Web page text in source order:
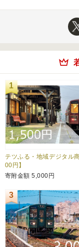
1
テツふる・地域デジタル
00円】
寄附金額 5,000円
3